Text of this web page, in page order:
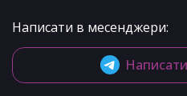
Написати в месенджери: